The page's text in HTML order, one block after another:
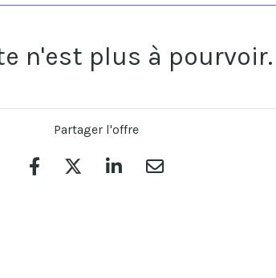
n'est plus à pourvoir.
Partager l'offre